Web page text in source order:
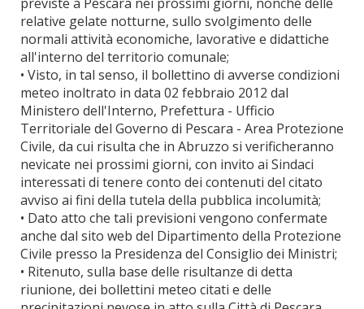
relative gelate notturne, sullo svolgimento delle
normali attività economiche, lavorative e didattiche
all'interno del territorio comunale;
• Visto, in tal senso, il bollettino di avverse condizioni
meteo inoltrato in data 02 febbraio 2012 dal
Ministero dell'Interno, Prefettura - Ufficio
Territoriale del Governo di Pescara - Area Protezione
Civile, da cui risulta che in Abruzzo si verificheranno
nevicate nei prossimi giorni, con invito ai Sindaci
interessati di tenere conto dei contenuti del citato
avviso ai fini della tutela della pubblica incolumità;
• Dato atto che tali previsioni vengono confermate
anche dal sito web del Dipartimento della Protezione
Civile presso la Presidenza del Consiglio dei Ministri;
• Ritenuto, sulla base delle risultanze di detta
riunione, dei bollettini meteo citati e delle